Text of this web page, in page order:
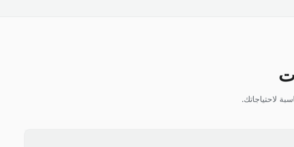
لاحتياجاتك.